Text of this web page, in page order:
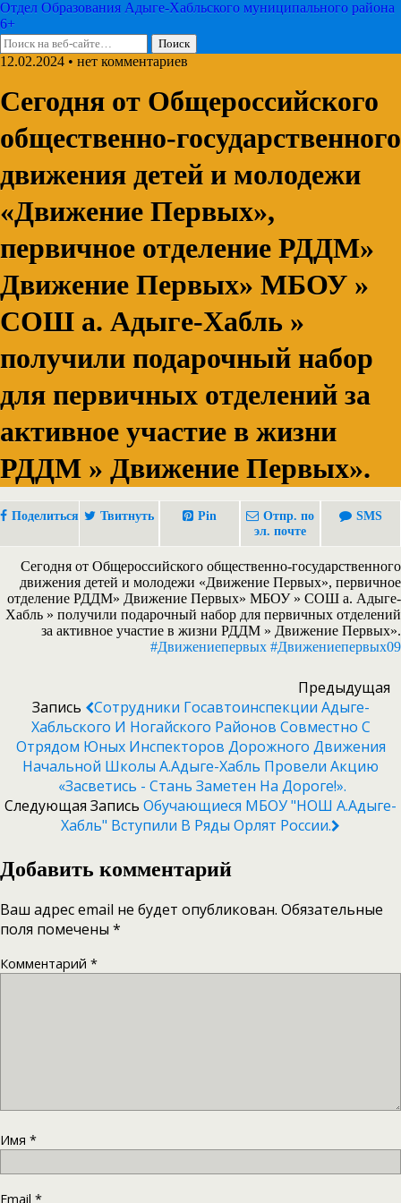
Отдел Образования Адыге-Хабльского муниципального района
6+
12.02.2024 • нет комментариев
Сегодня от Общероссийского
общественно-государственного
движения детей и молодежи
«Движение Первых»,
первичное отделение РДДМ»
Движение Первых» МБОУ »
СОШ а. Адыге-Хабль »
получили подарочный набор
для первичных отделений за
активное участие в жизни
РДДМ » Движение Первых».
Поделиться Твитнуть Pin
Отпр. по
эл. почте
SMS
Сегодня от Общероссийского общественно-государственного
движения детей и молодежи «Движение Первых», первичное
отделение РДДМ» Движение Первых» МБОУ » СОШ а. Адыге-
Хабль » получили подарочный набор для первичных отделений
за активное участие в жизни РДДМ » Движение Первых».
#Движениепервых #Движениепервых09
Предыдущая
Запись
Сотрудники Госавтоинспекции Адыге-
Хабльского И Ногайского Районов Совместно С
Отрядом Юных Инспекторов Дорожного Движения
Начальной Школы А.Адыге-Хабль Провели Акцию
«Засветись - Стань Заметен На Дороге!».
Следующая Запись Обучающиеся МБОУ "НОШ А.Адыге-
Хабль" Вступили В Ряды Орлят России.
Добавить комментарий
Ваш адрес email не будет опубликован. Обязательные
поля помечены *
Комментарий *
Имя *
Email *